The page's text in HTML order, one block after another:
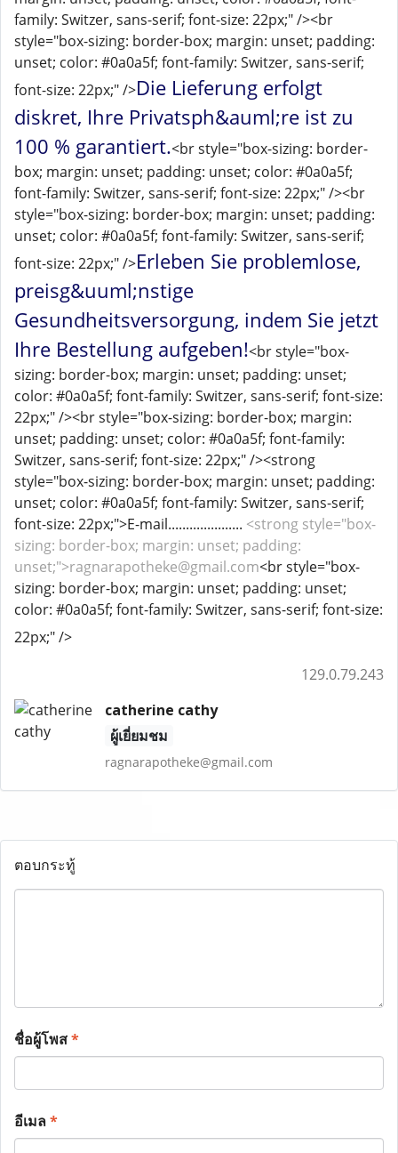
family: Switzer, sans-serif; font-size: 22px;" /><br
style="box-sizing: border-box; margin: unset; padding:
unset; color: #0a0a5f; font-family: Switzer, sans-serif;
font-size: 22px;" />Die Lieferung erfolgt
diskret, Ihre Privatsph&auml;re ist zu
100 % garantiert.<br style="box-sizing: border-
box; margin: unset; padding: unset; color: #0a0a5f;
font-family: Switzer, sans-serif; font-size: 22px;" /><br
style="box-sizing: border-box; margin: unset; padding:
unset; color: #0a0a5f; font-family: Switzer, sans-serif;
font-size: 22px;" />Erleben Sie problemlose,
preisg&uuml;nstige
Gesundheitsversorgung, indem Sie jetzt
Ihre Bestellung aufgeben!<br style="box-
sizing: border-box; margin: unset; padding: unset;
color: #0a0a5f; font-family: Switzer, sans-serif; font-size:
22px;" /><br style="box-sizing: border-box; margin:
unset; padding: unset; color: #0a0a5f; font-family:
Switzer, sans-serif; font-size: 22px;" /><strong
style="box-sizing: border-box; margin: unset; padding:
unset; color: #0a0a5f; font-family: Switzer, sans-serif;
font-size: 22px;">E-mail..................... <strong style="box-
sizing: border-box; margin: unset; padding:
unset;">ragnarapotheke@gmail.com<br style="box-
sizing: border-box; margin: unset; padding: unset;
color: #0a0a5f; font-family: Switzer, sans-serif; font-size:
22px;" />
129.0.79.243
catherine cathy
ผู้เยี่ยมชม
ragnarapotheke@gmail.com
ตอบกระทู้
ชื่อผู้โพส*
อีเมล*